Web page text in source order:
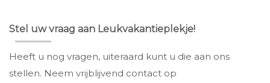
Stel uw vraag aan Leukvakantieplekje!
Heeft u nog vragen, uiteraard kunt u die aan ons
stellen. Neem vrijblijvend contact op